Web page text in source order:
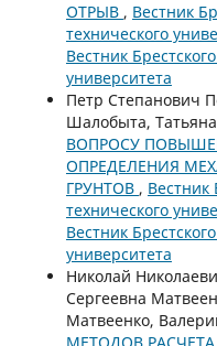
ОТРЫВ , Вестник
технического
Вестник
университета
Петр Степанович
Шалобыта,
ВОПРОСУ
ОПРЕДЕЛЕНИЯ
ГРУНТОВ , Вестник
технического
Вестник
университета
Николай
Сергеевна
Матвеенко,
МЕТОДОВ